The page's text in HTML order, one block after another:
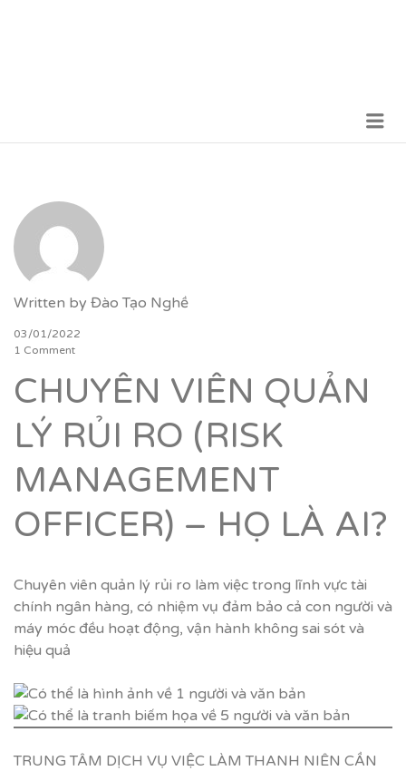
Written by Đào Tạo Nghề
03/01/2022
1 Comment
CHUYÊN VIÊN QUẢN
LÝ RỦI RO (RISK
MANAGEMENT
OFFICER) – HỌ LÀ AI?
Chuyên viên quản lý rủi ro làm việc trong lĩnh vực tài
chính ngân hàng, có nhiệm vụ đảm bảo cả con người và
máy móc đều hoạt động, vận hành không sai sót và
hiệu quả
TRUNG TÂM DỊCH VỤ VIỆC LÀM THANH NIÊN CẦN